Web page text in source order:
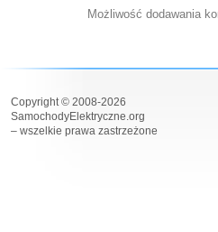
Możliwość dodawania
Copyright © 2008-2026
SamochodyElektryczne.org
– wszelkie prawa zastrzeżone